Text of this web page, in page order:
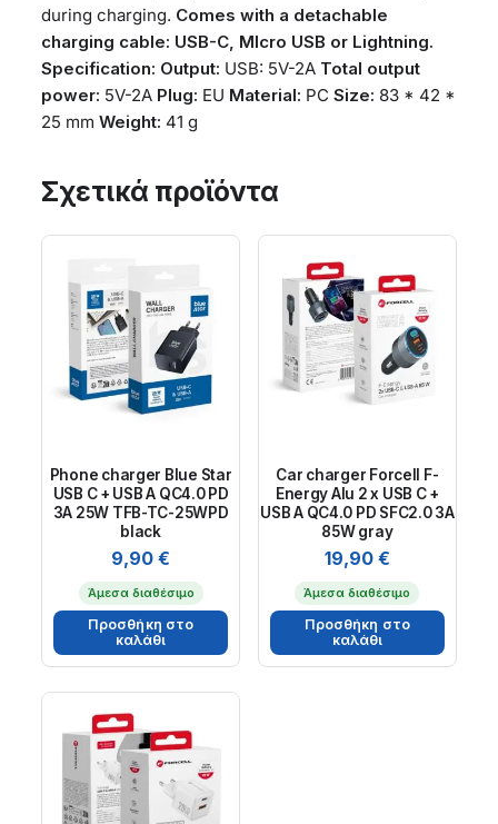
during charging. Comes with a detachable
charging cable: USB-C, MIcro USB or Lightning.
Specification: Output: USB: 5V-2A Total output
power: 5V-2A Plug: EU Material: PCSize: 83 * 42 *
25 mmWeight: 41 g
Σχετικά προϊόντα
Phone charger Blue Star
USB C + USB A QC4.0 PD
3A 25W TFB-TC-25WPD
black
9,90€
Άμεσα διαθέσιμο
Προσθήκη στο
καλάθι
Car charger Forcell F-
Energy Alu 2 x USB C +
USB A QC4.0 PD SFC2.0 3A
85W gray
19,90 €
Άμεσα διαθέσιμο
Προσθήκη στο
καλάθι